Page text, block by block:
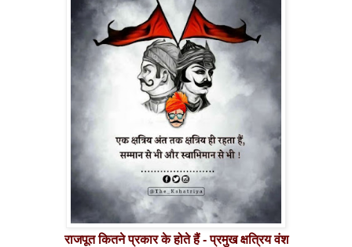
राजपूत कितने प्रकार के होते हैं - प्रमुख क्षत्रिय वंश